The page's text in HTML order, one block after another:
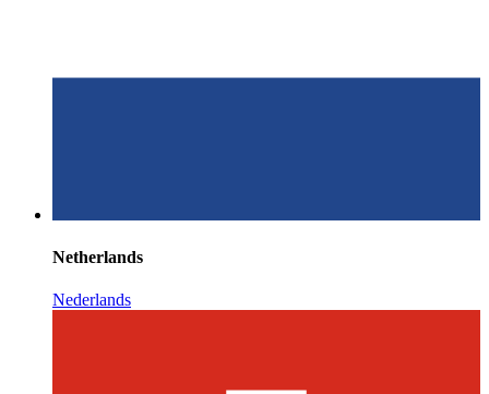
Netherlands
Nederlands